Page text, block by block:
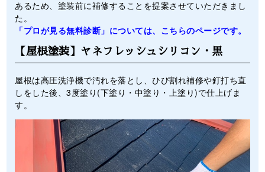
あるため、塗装前に補修することを提案させていただきまし
た。
「プロが見る無料診断」については、こちらのページです。
【屋根塗装】ヤネフレッシュシリコン・黒
屋根は高圧洗浄機で汚れを落とし、ひび割れ補修や釘打ち直
しをした後、3度塗り(下塗り・中塗り・上塗り)で仕上げま
す。